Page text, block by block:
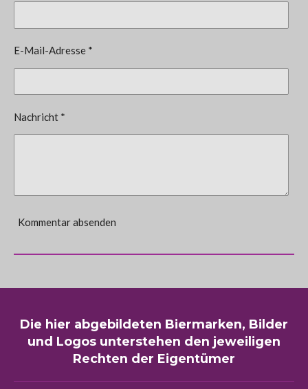
E-Mail-Adresse *
Nachricht *
Kommentar absenden
Die hier abgebildeten Biermarken, Bilder
und Logos unterstehen den jeweiligen
Rechten der Eigentümer